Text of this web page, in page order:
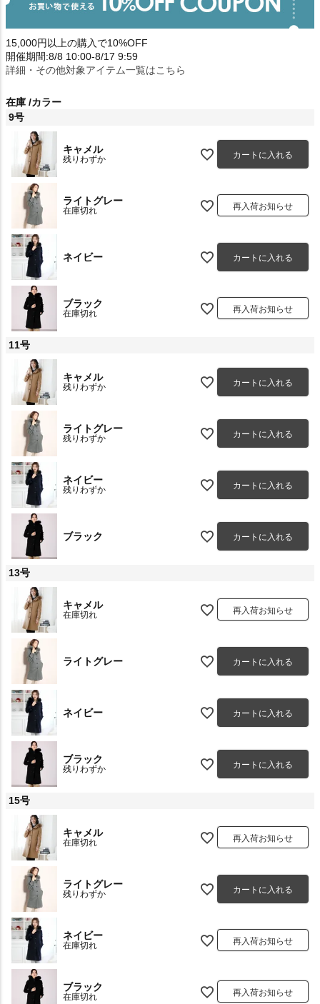
15,000円以上の購入で10%OFF
開催期間:8/8 10:00-8/17 9:59
詳細・その他対象アイテム一覧はこちら
在庫 カラー
9号
キャメル
残りわずか カートに入れる
ライトグレー
在庫切れ 再入荷お知らせ
ネイビー カートに入れる
ブラック
在庫切れ 再入荷お知らせ
11号
キャメル
残りわずか カートに入れる
ライトグレー
残りわずか カートに入れる
ネイビー
残りわずか カートに入れる
ブラック カートに入れる
13号
キャメル
在庫切れ 再入荷お知らせ
ライトグレー カートに入れる
ネイビー カートに入れる
ブラック
残りわずか カートに入れる
15号
キャメル
在庫切れ 再入荷お知らせ
ライトグレー
残りわずか カートに入れる
ネイビー
在庫切れ 再入荷お知らせ
ブラック
在庫切れ 再入荷お知らせ